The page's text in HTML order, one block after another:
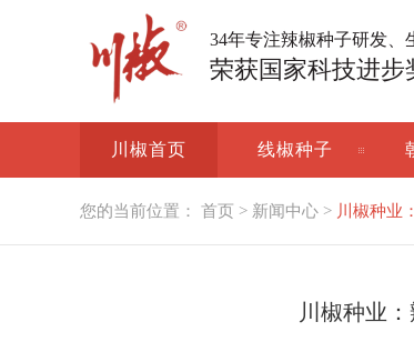
34年专注辣椒种子研发、
荣获国家科技进步
川椒首页 线椒种子
您的当前位置： 首页 > 新闻中心 > 川椒种业
川椒种业